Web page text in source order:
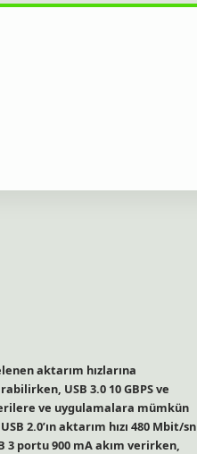
aktarım hızlarına
USB 3.0 10 GBPS ve
ve uygulamalara mümkün
2.0’ın aktarım hızı 480 Mbit/sn
3 portu 900 mA akım verirken,